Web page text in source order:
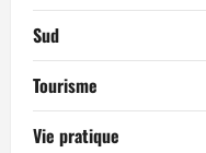
Sud
Tourisme
Vie pratique